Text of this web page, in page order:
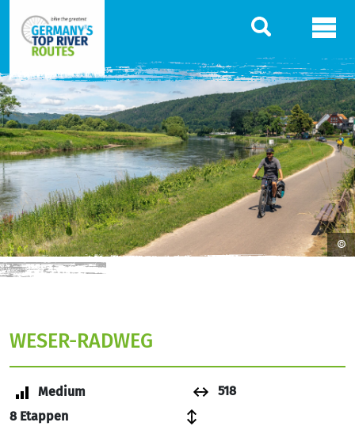
WESER-RADWEG
Medium
518
8 Etappen